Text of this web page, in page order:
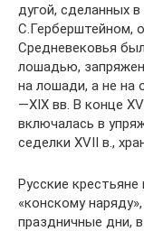
дугой, сделанных
С.Герберштейном,
Средневековья
лошадью,
на лошади, а не на
—XIX вв. В конце
включалась в
седелки XVII в.,
Русские
«конскому
праздничные дни,